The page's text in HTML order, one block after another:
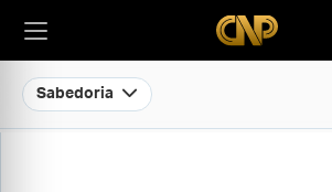
Sabedoria